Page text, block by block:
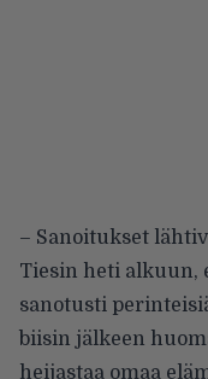
– Sanoitukset
Tiesin heti alkuun,
sanotusti
biisin jälkeen
heijastaa omaa